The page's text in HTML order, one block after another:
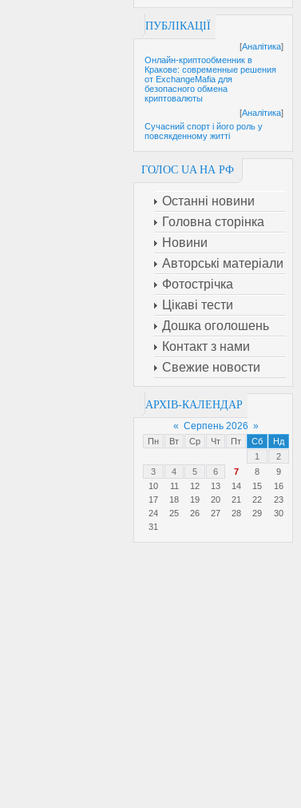
ПУБЛІКАЦІЇ
[Аналітика]
Онлайн-криптообменник в
Кракове: современные решения
от ExchangeMafia для
безопасного обмена
криптовалюты
[Аналітика]
Сучасний спорт і його роль у
повсякденному житті
ГОЛОС UA НА РФ
Останні новини
Головна сторінка
Новини
Авторські матеріали
Фотострічка
Цікаві тести
Дошка оголошень
Контакт з нами
Свежие новости
АРХІВ-КАЛЕНДАР
« Серпень 2026 »
Пн Вт Ср Чт Пт Сб
Нд
1
2
3
4 5 6 7 8
9
10
11 12 13 14 15
16
17
18 19 20 21 22
23
24
25 26 27 28 29
30
31